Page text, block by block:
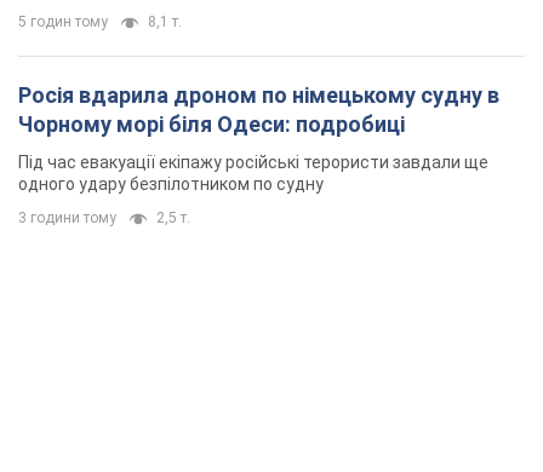
5 годин тому 8,1 т.
Росія вдарила дроном по німецькому судну в
Чорному морі біля Одеси: подробиці
Під час евакуації екіпажу російські терористи завдали ще
одного удару безпілотником по судну
3 години тому 2,5 т.